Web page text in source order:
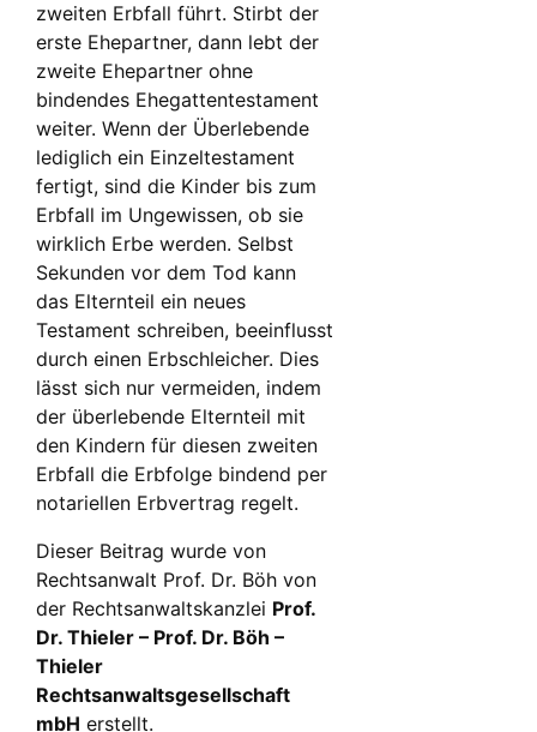
zweiten Erbfall führt. Stirbt der
erste Ehepartner, dann lebt der
zweite Ehepartner ohne
bindendes Ehegattentestament
weiter. Wenn der Überlebende
lediglich ein Einzeltestament
fertigt, sind die Kinder bis zum
Erbfall im Ungewissen, ob sie
wirklich Erbe werden. Selbst
Sekunden vor dem Tod kann
das Elternteil ein neues
Testament schreiben, beeinflusst
durch einen Erbschleicher. Dies
lässt sich nur vermeiden, indem
der überlebende Elternteil mit
den Kindern für diesen zweiten
Erbfall die Erbfolge bindend per
notariellen Erbvertrag regelt.
Dieser Beitrag wurde von
Rechtsanwalt Prof. Dr. Böh von
der Rechtsanwaltskanzlei Prof.
Dr. Thieler – Prof. Dr. Böh –
Thieler
Rechtsanwaltsgesellschaft
mbH erstellt.